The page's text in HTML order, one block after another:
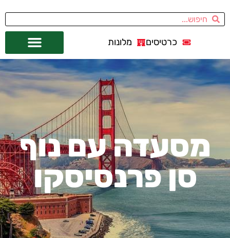
כרטיסים מלונות
מסעדה עם נוף
סן פרנסיסקו